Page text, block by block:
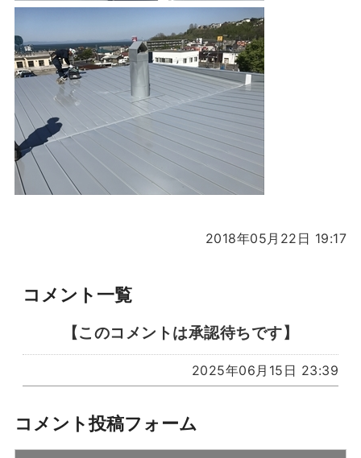
2018年05月22日 19:17
コメント一覧
【このコメントは承認待ちです】
2025年06月15日 23:39
コメント投稿フォーム